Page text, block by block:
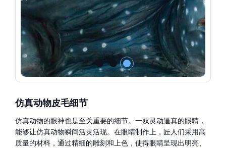
仿真动物皮毛细节
仿真动物的眼神也是至关重要的细节。一双灵动逼真的眼睛，
能够让仿真动物瞬间活灵活现。在眼睛制作上，匠人们采用高
质量的材料，通过精细的雕刻和上色，使得眼睛呈现出明亮、